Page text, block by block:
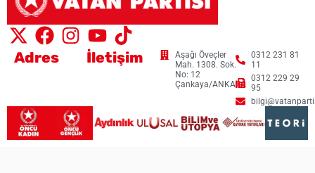
Adres
Aşağı Öveçler
Mah. 1308. Sok.
No: 12
Çankaya/ANKARA
İletişim
0312 231 81
11
0312 229 29
95